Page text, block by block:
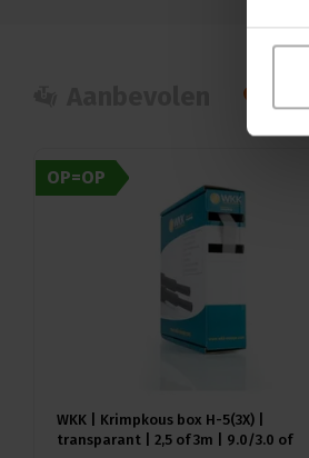
OP=OP
WKK | Krimpkous box H-5(3X) |
transparant | 2,5 of 3m | 9.0/3.0 of